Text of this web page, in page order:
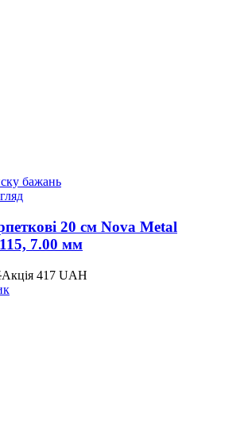
бажань
20 см Nova Metal
7.00 мм
Акція 417 UAH